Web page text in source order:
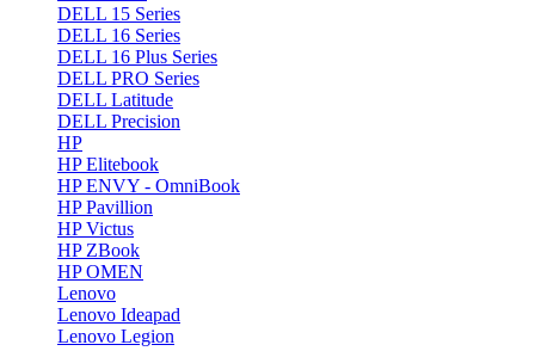
DELL 15 Series
DELL 16 Series
DELL 16 Plus Series
DELL PRO Series
DELL Latitude
DELL Precision
HP
HP Elitebook
HP ENVY - OmniBook
HP Pavillion
HP Victus
HP ZBook
HP OMEN
Lenovo
Lenovo Ideapad
Lenovo Legion